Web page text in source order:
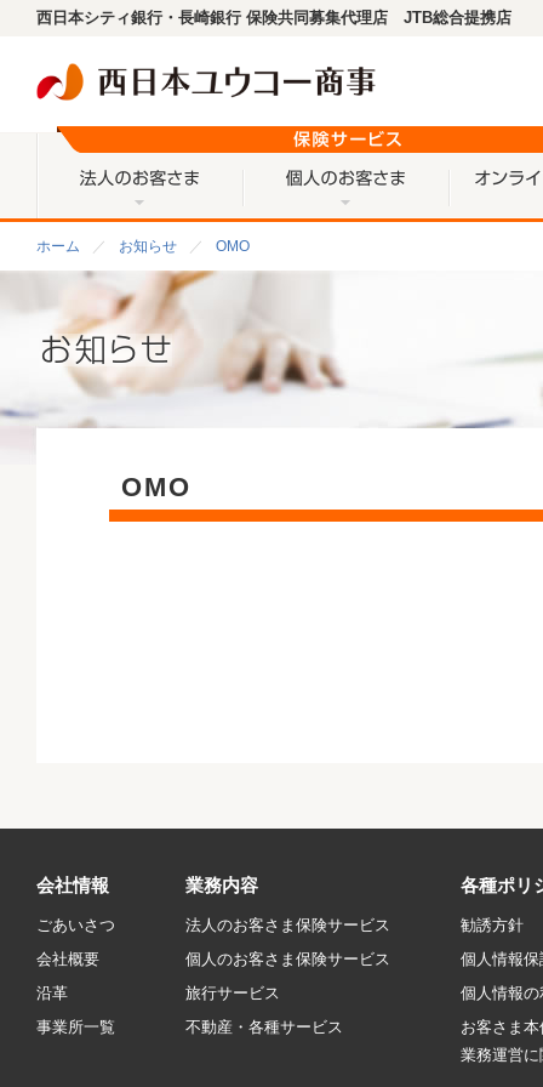
西日本シティ銀行・長崎銀行 保険共同募集代理店 JTB総合提携店
法人のお客さま
ホーム お知らせ OMO
OMO
会社情報
ごあいさつ
会社概要
沿革
事業所一覧
業務内容
法人のお客さま保険サービス
個人のお客さま保険サービス
旅行サービス
不動産・各種サービス
各種ポリ
勧誘方針
個人情報保
個人情報
お客さま本
業務運営